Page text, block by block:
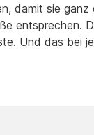
damit sie ganz
entsprechen.
Und das bei